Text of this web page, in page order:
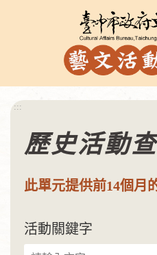
:::
歷史活動
此單元提供前14個月
活動關鍵字